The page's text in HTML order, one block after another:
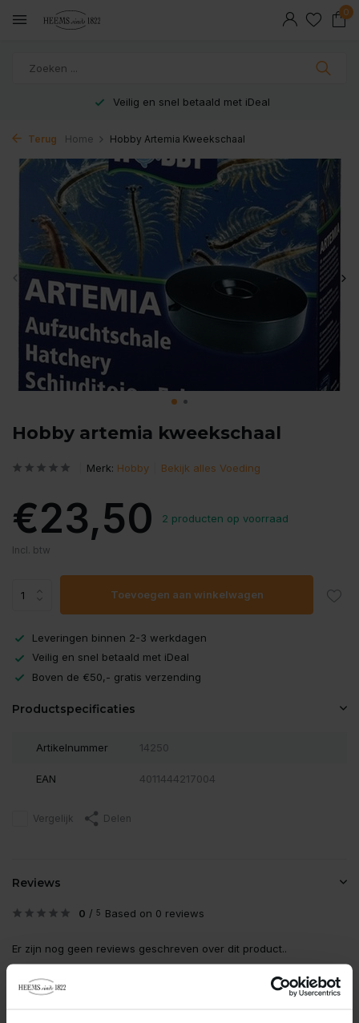
0
Veilig en snel betaald met iDeal
Terug Home Hobby Artemia Kweekschaal
Hobby artemia kweekschaal
Merk: Hobby Bekijk alles Voeding
€23,50 2 producten op voorraad
Incl. btw
Toevoegen aan winkelwagen
Leveringen binnen 2-3 werkdagen
Veilig en snel betaald met iDeal
Boven de €50,- gratis verzending
Productspecificaties
Artikelnummer 14250
EAN 4011444217004
Vergelijk Delen
Reviews
0 / 5 Based on 0 reviews
Er zijn nog geen reviews geschreven over dit product..
Schrijf je eigen review